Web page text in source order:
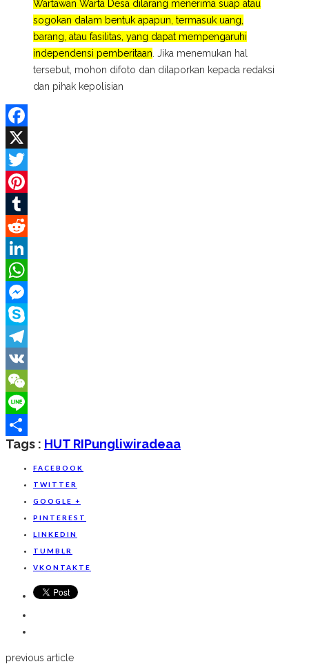
Wartawan Warta Desa dilarang menerima suap atau
sogokan dalam bentuk apapun, termasuk uang,
barang, atau fasilitas, yang dapat mempengaruhi
independensi pemberitaan . Jika menemukan hal
tersebut, mohon difoto dan dilaporkan kepada redaksi
dan pihak kepolisian
Facebook
X
Twitter
Pinterest
Tumblr
Reddit
LinkedIn
WhatsApp
Messenger
Skype
Telegram
VK
WeChat
Line
Share
Tags : HUT RIPungliWiradeaa
FACEBOOK
TWITTER
GOOGLE +
PINTEREST
LINKEDIN
TUMBLR
VKONTAKTE
previous article